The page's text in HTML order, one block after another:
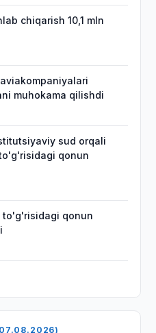
chiqarish 10,1 mln
muhokama qilishdi
sud orqali
qonun
to'g'risidagi qonun
07.08.2026)